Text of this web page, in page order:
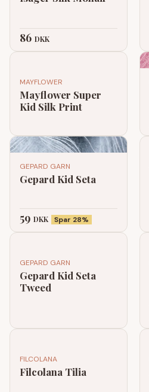
86 DKK
MAYFLOWER
Mayflower Super
Kid Silk Print
GEPARD GARN
Gepard Kid Seta
59 DKK Spar 28%
GEPARD GARN
Gepard Kid Seta
Tweed
FILCOLANA
Filcolana Tilia